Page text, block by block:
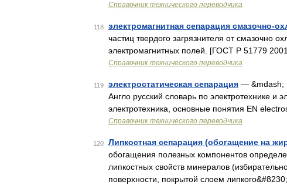
Справочник технического переводчика
118 электромагнитная сепарация смазочно-
частиц твердого загрязнителя от смазочно
электромагнитных полей. [ГОСТ Р 51779
Справочник технического переводчика
119 электростатическая сепарация — &mdash;
Англо русский словарь по электротехнике и
электротехника, основные понятия EN
Справочник технического переводчика
120 Липкостная сепарация (обогащение на
обогащения полезных компонентов
липкостных свойств минералов
поверхности, покрытой слоем